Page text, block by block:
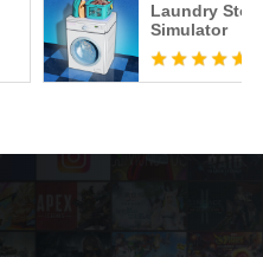
Laundry
Simulator